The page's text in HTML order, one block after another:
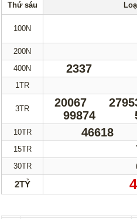
Truyền thống
Lotto 5/35
Max 3D
Keno
Tin Tức
Thống kê XSMN
Thống kê XSMB
Thứ sáu
100N
200N
400N 2337
1TR
3TR 20067
99874
10TR 46618
15TR
30TR
2TỶ